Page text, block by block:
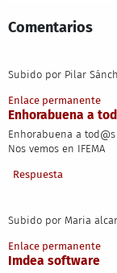
Comentarios
Subido por Pilar
Enlace permanente
Enhorabuena a
Enhorabuena a
Nos vemos en IFEMA
Respuesta
Subido por Maria
Enlace permanente
Imdea software